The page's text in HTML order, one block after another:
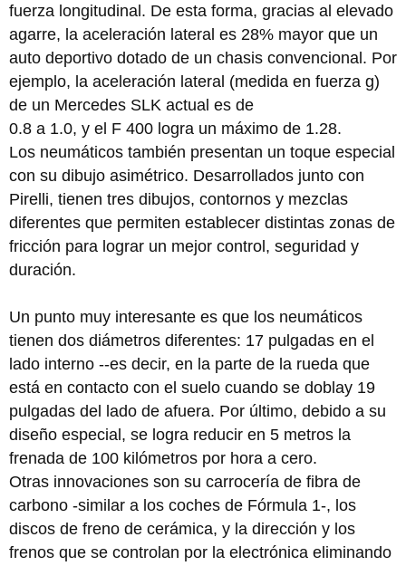
fuerza longitudinal. De esta forma, gracias al elevado
agarre, la aceleración lateral es 28% mayor que un
auto deportivo dotado de un chasis convencional. Por
ejemplo, la aceleración lateral (medida en fuerza g)
de un Mercedes SLK actual es de
0.8 a 1.0, y el F 400 logra un máximo de 1.28.
Los neumáticos también presentan un toque especial
con su dibujo asimétrico. Desarrollados junto con
Pirelli, tienen tres dibujos, contornos y mezclas
diferentes que permiten establecer distintas zonas de
fricción para lograr un mejor control, seguridad y
duración.
Un punto muy interesante es que los neumáticos
tienen dos diámetros diferentes: 17 pulgadas en el
lado interno --es decir, en la parte de la rueda que
está en contacto con el suelo cuando se doblay 19
pulgadas del lado de afuera. Por último, debido a su
diseño especial, se logra reducir en 5 metros la
frenada de 100 kilómetros por hora a cero.
Otras innovaciones son su carrocería de fibra de
carbono -similar a los coches de Fórmula 1-, los
discos de freno de cerámica, y la dirección y los
frenos que se controlan por la electrónica eliminando